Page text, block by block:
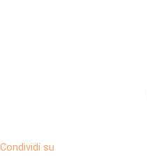
Condividi su